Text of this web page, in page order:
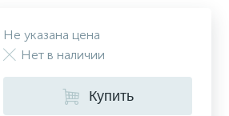
Не указана цена
Нет в наличии
Купить